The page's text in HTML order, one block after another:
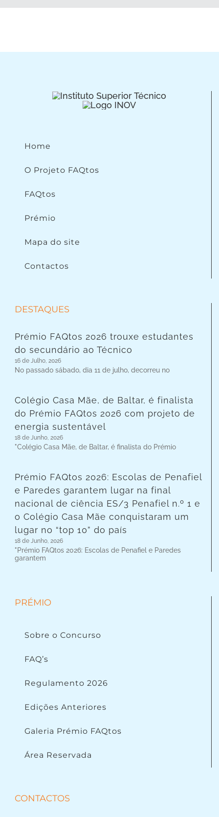
Home
O Projeto FAQtos
FAQtos
Prémio
Mapa do site
Contactos
DESTAQUES
Prémio FAQtos 2026 trouxe estudantes
do secundário ao Técnico
16 de Julho, 2026
No passado sábado, dia 11 de julho, decorreu no
Colégio Casa Mãe, de Baltar, é finalista
do Prémio FAQtos 2026 com projeto de
energia sustentável
18 de Junho, 2026
"Colégio Casa Mãe, de Baltar, é finalista do Prémio
Prémio FAQtos 2026: Escolas de Penafiel
e Paredes garantem lugar na final
nacional de ciência ES/3 Penafiel n.º 1 e
o Colégio Casa Mãe conquistaram um
lugar no “top 10” do país
18 de Junho, 2026
"Prémio FAQtos 2026: Escolas de Penafiel e Paredes
garantem
PRÉMIO
Sobre o Concurso
FAQ’s
Regulamento 2026
Edições Anteriores
Galeria Prémio FAQtos
Área Reservada
CONTACTOS